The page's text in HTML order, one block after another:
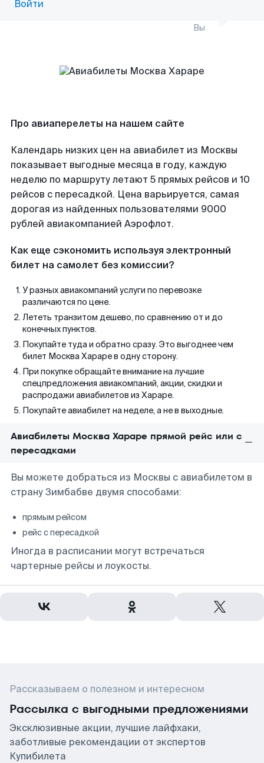
Войти
Вы
Про авиаперелеты на нашем сайте
Календарь низких цен на авиабилет из Москвы
показывает выгодные месяца в году, каждую
неделю по маршруту летают 5 прямых рейсов и 10
рейсов с пересадкой. Цена варьируется, самая
дорогая из найденных пользователями 9000
рублей авиакомпанией Аэрофлот.
Как еще сэкономить используя электронный
билет на самолет без комиссии?
У разных авиакомпаний услуги по перевозке
различаются по цене.
Лететь транзитом дешево, по сравнению от и до
конечных пунктов.
Покупайте туда и обратно сразу. Это выгоднее чем
билет Москва Хараре в одну сторону.
При покупке обращайте внимание на лучшие
спецпредложения авиакомпаний, акции, скидки и
распродажи авиабилетов из Хараре.
Покупайте авиабилет на неделе, а не в выходные.
Авиабилеты Москва Хараре прямой рейс или с
пересадками
Вы можете добраться из Москвы с авиабилетом в
страну Зимбабве двумя способами:
прямым рейсом
рейс с пересадкой
Иногда в расписании могут встречаться
чартерные рейсы и лоукосты.
Рассказываем о полезном и интересном
Рассылка с выгодными предложениями
Эксклюзивные акции, лучшие лайфхаки,
заботливые рекомендации от экспертов
Купибилета